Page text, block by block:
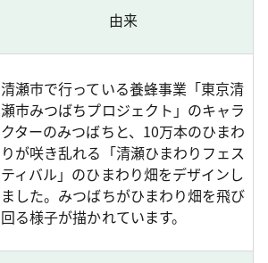
由来
清瀬市で行っている養蜂事業「東京清
瀬市みつばちプロジェクト」のキャラ
クターのみつばちと、10万本のひまわ
りが咲き乱れる「清瀬ひまわりフェス
ティバル」のひまわり畑をデザインし
ました。みつばちがひまわり畑を飛び
回る様子が描かれています。